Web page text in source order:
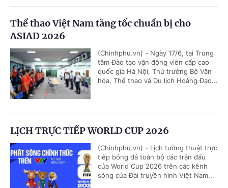
Thể thao Việt Nam tăng tốc chuẩn bị cho
ASIAD 2026
(Chinhphu.vn) - Ngày 17/6, tại Trung
tâm Đào tạo vận động viên cấp cao
quốc gia Hà Nội, Thứ trưởng Bộ Văn
hóa, Thể thao và Du lịch Hoàng Đạo...
LỊCH TRỰC TIẾP WORLD CUP 2026
(Chinhphu.vn) - Lịch tường thuật trực
tiếp bóng đá toàn bộ các trận đấu
của World Cup 2026 trên các kênh
sóng của Đài truyền hình Việt Nam...